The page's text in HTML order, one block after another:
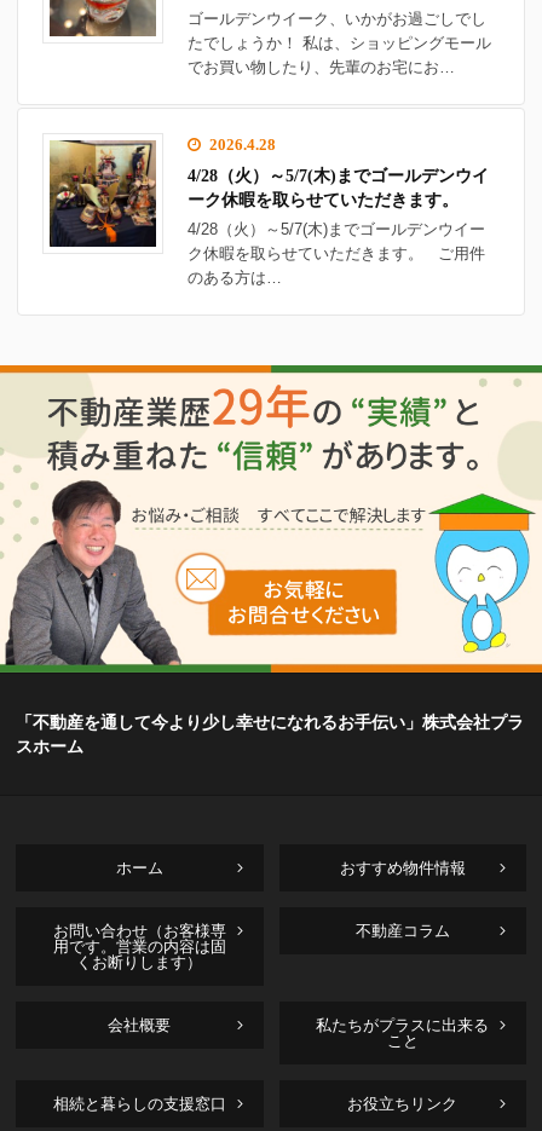
ゴールデンウイーク、いかがお過ごしでし
たでしょうか！ 私は、ショッピングモール
でお買い物したり、先輩のお宅にお…
2026.4.28
4/28（火）～5/7(木)までゴールデンウイ
ーク休暇を取らせていただきます。
4/28（火）～5/7(木)までゴールデンウイー
ク休暇を取らせていただきます。 ご用件
のある方は…
「不動産を通して今より少し幸せになれるお手伝い」株式会社プラ
スホーム
ホーム おすすめ物件情報
お問い合わせ（お客様専
用です。営業の内容は固
くお断りします）
不動産コラム
会社概要
私たちがプラスに出来る
こと
相続と暮らしの支援窓口 お役立ちリンク